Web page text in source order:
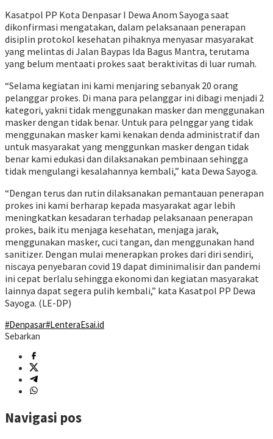
Kasatpol PP Kota Denpasar I Dewa Anom Sayoga saat
dikonfirmasi mengatakan, dalam pelaksanaan penerapan
disiplin protokol kesehatan pihaknya menyasar masyarakat
yang melintas di Jalan Baypas Ida Bagus Mantra, terutama
yang belum mentaati prokes saat beraktivitas di luar rumah.
“Selama kegiatan ini kami menjaring sebanyak 20 orang
pelanggar prokes. Di mana para pelanggar ini dibagi menjadi 2
kategori, yakni tidak menggunakan masker dan menggunakan
masker dengan tidak benar. Untuk para pelnggar yang tidak
menggunakan masker kami kenakan denda administratif dan
untuk masyarakat yang menggunkan masker dengan tidak
benar kami edukasi dan dilaksanakan pembinaan sehingga
tidak mengulangi kesalahannya kembali,” kata Dewa Sayoga.
“Dengan terus dan rutin dilaksanakan pemantauan penerapan
prokes ini kami berharap kepada masyarakat agar lebih
meningkatkan kesadaran terhadap pelaksanaan penerapan
prokes, baik itu menjaga kesehatan, menjaga jarak,
menggunakan masker, cuci tangan, dan menggunakan hand
sanitizer. Dengan mulai menerapkan prokes dari diri sendiri,
niscaya penyebaran covid 19 dapat diminimalisir dan pandemi
ini cepat berlalu sehingga ekonomi dan kegiatan masyarakat
lainnya dapat segera pulih kembali,” kata Kasatpol PP Dewa
Sayoga. (LE-DP)
#Denpasar#LenteraEsai.id
Sebarkan
Navigasi pos